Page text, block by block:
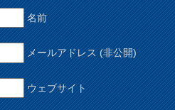
名前
メールアドレス (非公開)
ウェブサイト